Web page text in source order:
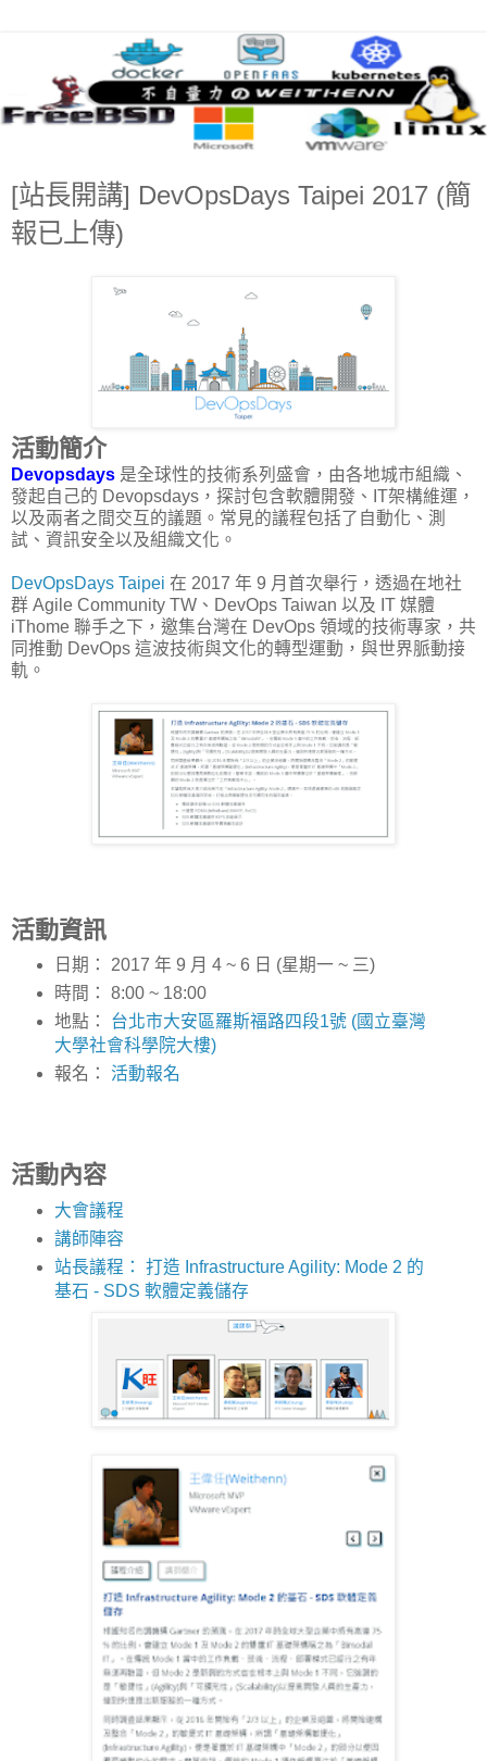
[站長開講] DevOpsDays Taipei 2017 (簡
報已上傳)
活動簡介
Devopsdays 是全球性的技術系列盛會，由各地城市組織、
發起自己的 Devopsdays，探討包含軟體開發、IT架構維運，
以及兩者之間交互的議題。常見的議程包括了自動化、測
試、資訊安全以及組織文化。
DevOpsDays Taipei 在 2017 年 9 月首次舉行，透過在地社
群 Agile Community TW、DevOps Taiwan 以及 IT 媒體
iThome 聯手之下，邀集台灣在 DevOps 領域的技術專家，共
同推動 DevOps 這波技術與文化的轉型運動，與世界脈動接
軌。
活動資訊
日期： 2017 年 9 月 4 ~ 6 日 (星期一 ~ 三)
時間： 8:00 ~ 18:00
地點： 台北市大安區羅斯福路四段1號 (國立臺灣
大學社會科學院大樓)
報名： 活動報名
活動內容
大會議程
講師陣容
站長議程： 打造 Infrastructure Agility: Mode 2 的
基石 - SDS 軟體定義儲存